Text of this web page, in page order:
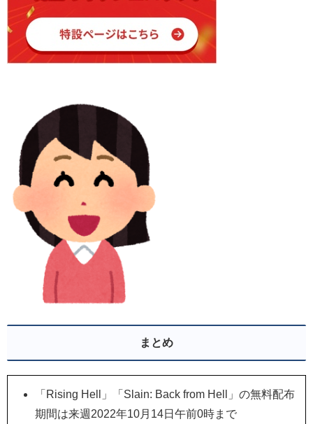
まとめ
「Rising Hell」「Slain: Back from Hell」の無料配布
期間は来週2022年10月14日午前0時まで